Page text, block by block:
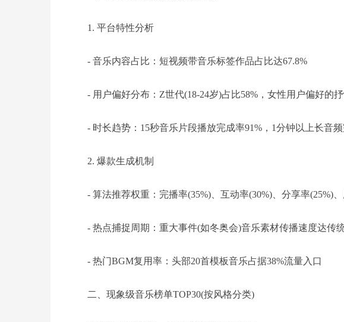
1. 平台特性分析
- 音乐内容占比：短视频带音乐标签作品占比达67.8%
- 用户偏好分布：Z世代(18-24岁)占比58%，女性用户偏好的
- 时长趋势：15秒音乐片段播放完成率91%，1分钟以上长音
2. 爆款生成机制
- 算法推荐权重：完播率(35%)、互动率(30%)、分享率(25%)
- 热点捕捉周期：重大事件(如冬奥会)音乐素材传播速度达传
- 热门BGM复用率：头部20首模板音乐占据38%流量入口
二、现象级音乐榜单TOP30(按风格分类)